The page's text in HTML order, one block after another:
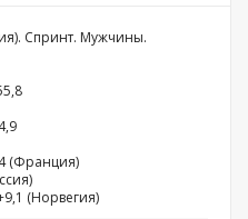
Спринт. Мужчины.
(Франция)
(Норвегия)